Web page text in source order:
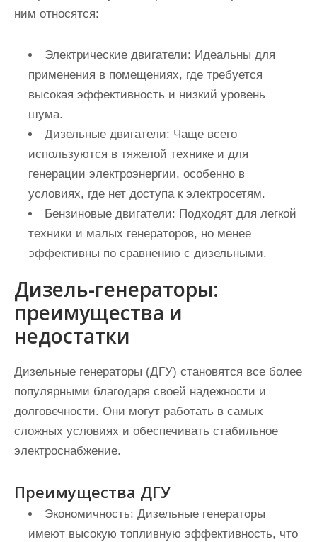
ним относятся:
Электрические двигатели: Идеальны для
применения в помещениях, где требуется
высокая эффективность и низкий уровень
шума.
Дизельные двигатели: Чаще всего
используются в тяжелой технике и для
генерации электроэнергии, особенно в
условиях, где нет доступа к электросетям.
Бензиновые двигатели: Подходят для легкой
техники и малых генераторов, но менее
эффективны по сравнению с дизельными.
Дизель-генераторы:
преимущества и
недостатки
Дизельные генераторы (ДГУ) становятся все более
популярными благодаря своей надежности и
долговечности. Они могут работать в самых
сложных условиях и обеспечивать стабильное
электроснабжение.
Преимущества ДГУ
Экономичность: Дизельные генераторы
имеют высокую топливную эффективность, что